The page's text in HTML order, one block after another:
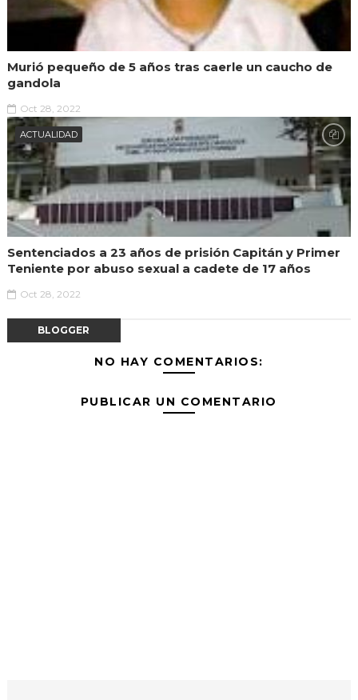
Murió pequeño de 5 años tras caerle un caucho de
gandola
Oct 28, 2022
ACTUALIDAD
Sentenciados a 23 años de prisión Capitán y Primer
Teniente por abuso sexual a cadete de 17 años
Oct 28, 2022
BLOGGER
NO HAY COMENTARIOS:
PUBLICAR UN COMENTARIO